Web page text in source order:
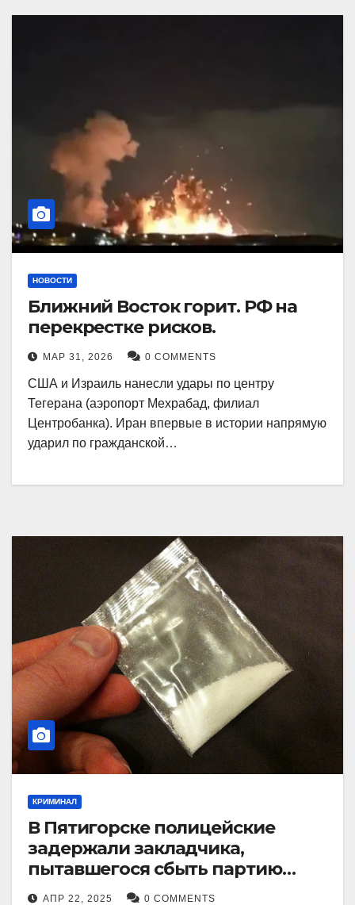
НОВОСТИ
Ближний Восток горит. РФ на
перекрестке рисков.
МАР 31, 2026 0 COMMENTS
США и Израиль нанесли удары по центру
Тегерана (аэропорт Мехрабад, филиал
Центробанка). Иран впервые в истории напрямую
ударил по гражданской…
КРИМИНАЛ
В Пятигорске полицейские
задержали закладчика,
пытавшегося сбыть партию
синтетического наркотика
АПР 22, 2025 0 COMMENTS